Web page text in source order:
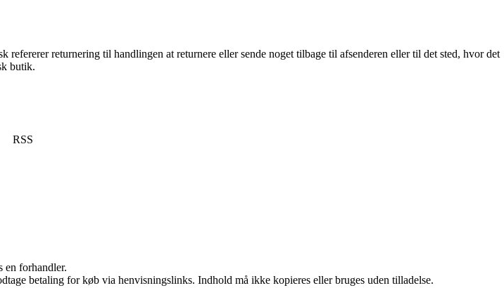
returnering til handlingen at returnere eller sende noget tilbage til afsenderen eller til det sted, hvor det
butik.
RSS
en forhandler.
betaling for køb via henvisningslinks. Indhold må ikke kopieres eller bruges uden tilladelse.